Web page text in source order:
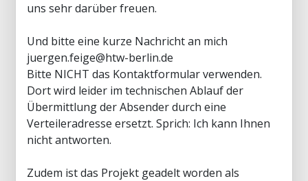
uns sehr darüber freuen.
Und bitte eine kurze Nachricht an mich
juergen.feige@htw-berlin.de
Bitte NICHT das Kontaktformular verwenden.
Dort wird leider im technischen Ablauf der
Übermittlung der Absender durch eine
Verteileradresse ersetzt. Sprich: Ich kann Ihnen
nicht antworten.
Zudem ist das Projekt geadelt worden als